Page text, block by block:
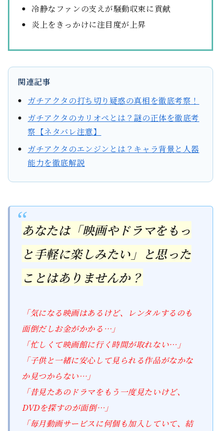
冷静なファンの支えが騒動収束に貢献
炎上をきっかけに注目度が上昇
関連記事
ガチアクタの打ち切り疑惑の真相を徹底考察！
ガチアクタのカリオペとは？謎の正体を徹底考
察【ネタバレ注意】
ガチアクタのエンジンとは？キャラ背景と人器
能力を徹底解説
あなたは「映画やドラマをもっ
と手軽に楽しみたい」と思った
ことはありませんか？
「気になる映画はあるけど、レンタルするのも
面倒だしお金がかかる…」
「忙しくて映画館に行く時間が取れない…」
「子供と一緒に安心して見られる作品がなかな
か見つからない…」
「昔見たあのドラマをもう一度見たいけど、
DVDを探すのが面倒…」
「毎月動画サービスに何個も加入していて、結